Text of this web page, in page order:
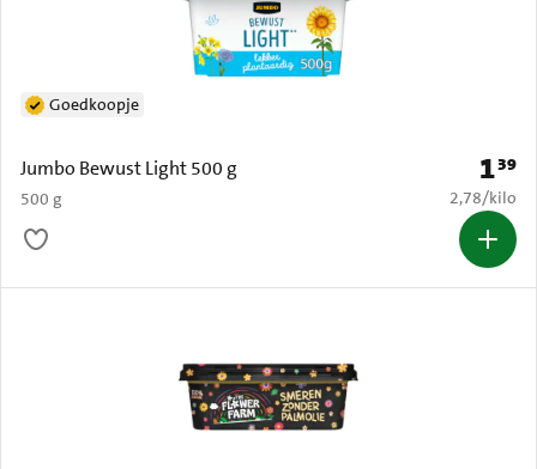
Jumbo Bewust Light 500 g
500 g
Goedkoopje
Prijs:
139
€ 2,78 per
2,78/kilo